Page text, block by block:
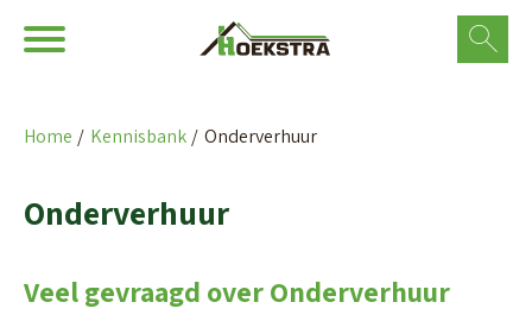
Naar de homepage
Ga naar Hoofd
Home Kennisbank Onderverhuur
Onderverhuur
Veel gevraagd over Onderverhuur